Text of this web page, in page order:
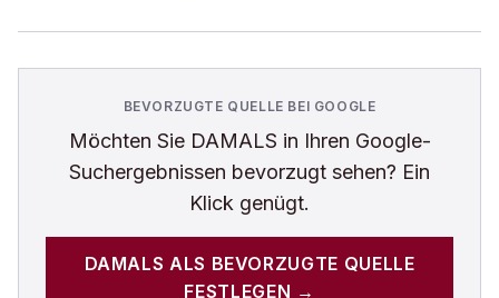
BEVORZUGTE QUELLE BEI GOOGLE
Möchten Sie DAMALS in Ihren Google-
Suchergebnissen bevorzugt sehen? Ein
Klick genügt.
DAMALS ALS BEVORZUGTE QUELLE
FESTLEGEN →